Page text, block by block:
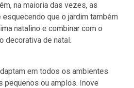
na maioria das vezes, as
que o jardim também
natalino e combinar com o
decorativa de natal.
em todos os ambientes
pequenos ou amplos. Inove